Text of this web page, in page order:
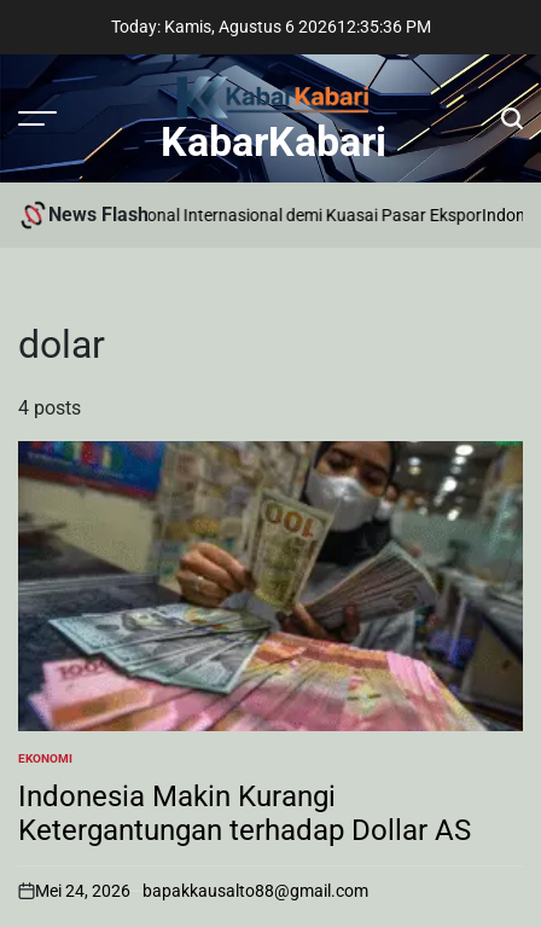
content
Today: Kamis, Agustus 6 202612:35:37 PM
KabarKabari
News Flash
Incar Profesional Internasional demi Kuasai Pasar EksporIndonesia
dolar
4 posts
POSTED
IN
EKONOMI
Indonesia Makin Kurangi
Ketergantungan terhadap Dollar AS
on
Mei 24, 2026 bapakkausalto88@gmail.com